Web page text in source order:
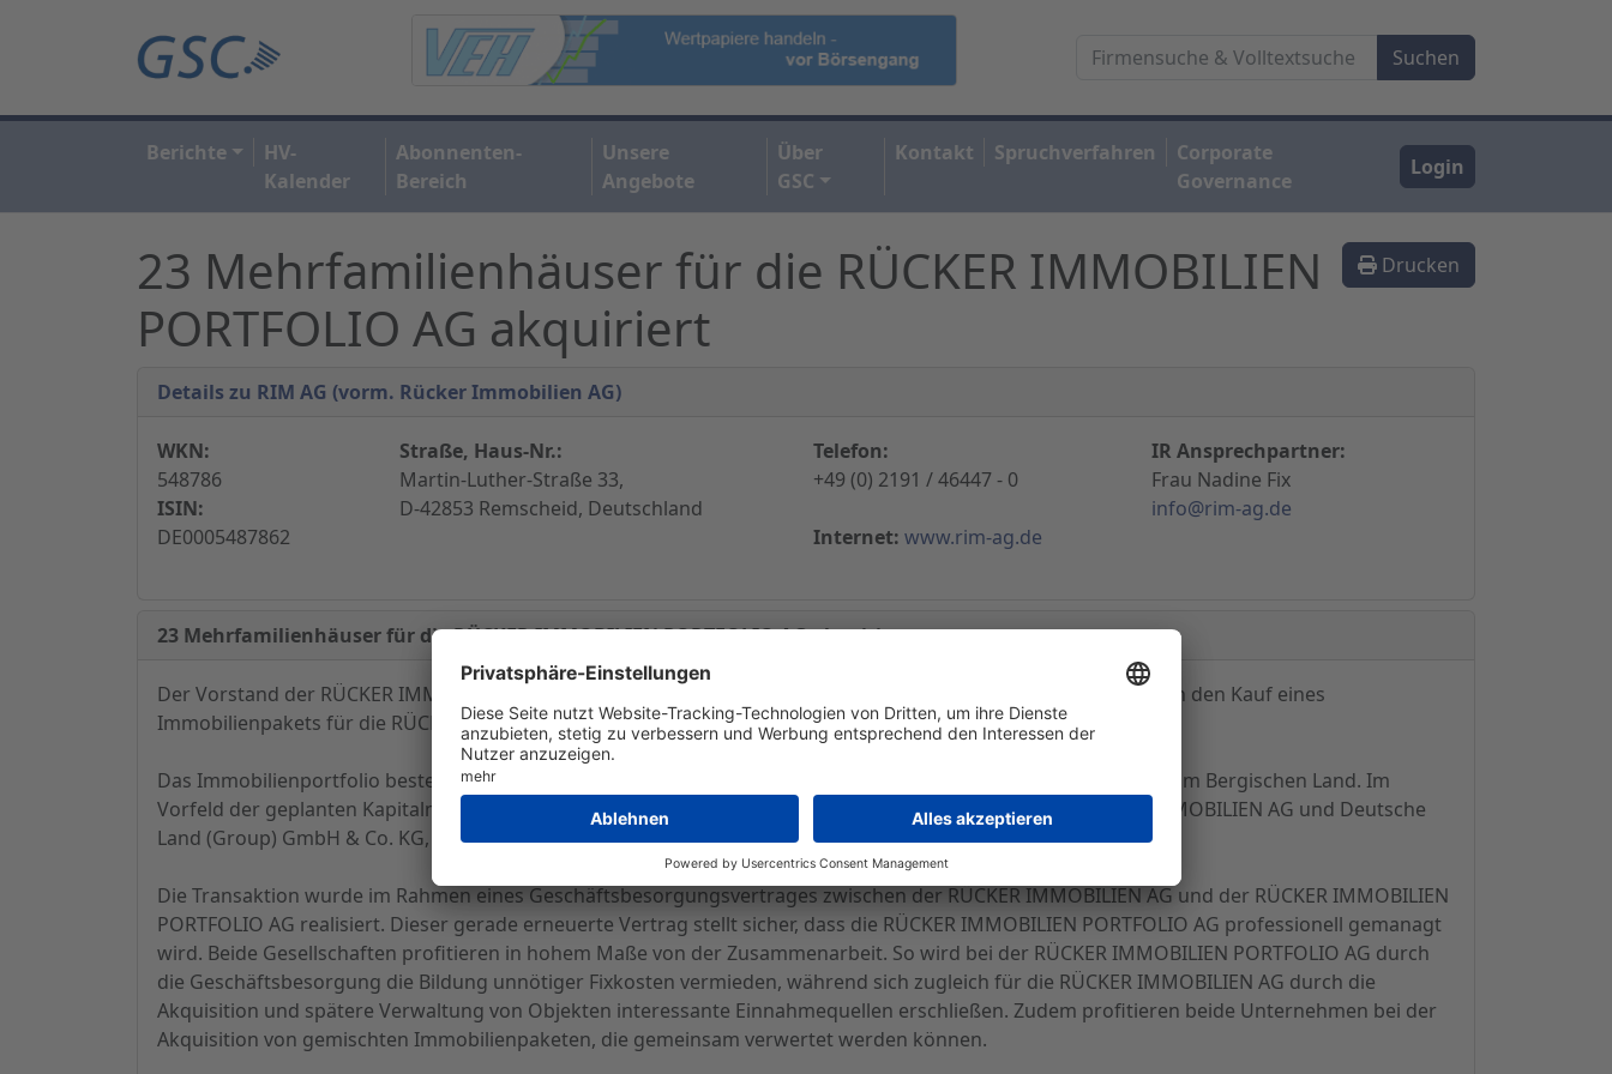
Berichte
HV-
Kalender
Abonnenten-
Bereich
Unsere
Angebote
Über
GSC
Kontakt Spruchverfahren
Corporate
Governance
Login
Drucken
23 Mehrfamilienhäuser für die RÜCKER IMMOBILIEN
PORTFOLIO AG akquiriert
Details zu RIM AG (vorm. Rücker Immobilien AG)
WKN:
548786
ISIN:
DE0005487862
Straße, Haus-Nr.:
Martin-Luther-Straße 33,
D-42853 Remscheid, Deutschland
Telefon:
+49 (0) 2191 / 46447 - 0
Internet: www.rim-ag.de
IR Ansprechpartner:
Frau Nadine Fix
info@rim-ag.de
23 Mehrfamilienhäuser für die RÜCKER IMMOBILIEN PORTFOLIO AG akquiriert
Der Vorstand der RÜCKER IMMOBILIEN AG gibt bekannt, dass die Gesellschaft nach langwierigen Verhandlungen den Kauf eines
Immobilienpakets für die RÜCKER IMMOBILIEN PORTFOLIO AG abschließen konnte.
Das Immobilienportfolio besteht aus 23 Mehrfamilienhäusern in guter innerstädtischer Lage der Stadt Solingen im Bergischen Land. Im
Vorfeld der geplanten Kapitalmaßnahme erfolgt die Finanzierung über Darlehen der Großaktionäre RÜCKER IMMOBILIEN AG und Deutsche
Land (Group) GmbH & Co. KG, Frankfurt am Main.
Die Transaktion wurde im Rahmen eines Geschäftsbesorgungsvertrages zwischen der RÜCKER IMMOBILIEN AG und der RÜCKER IMMOBILIEN
PORTFOLIO AG realisiert. Dieser gerade erneuerte Vertrag stellt sicher, dass die RÜCKER IMMOBILIEN PORTFOLIO AG professionell gemanagt
wird. Beide Gesellschaften profitieren in hohem Maße von der Zusammenarbeit. So wird bei der RÜCKER IMMOBILIEN PORTFOLIO AG durch
die Geschäftsbesorgung die Bildung unnötiger Fixkosten vermieden, während sich zugleich für die RÜCKER IMMOBILIEN AG durch die
Akquisition und spätere Verwaltung von Objekten interessante Einnahmequellen erschließen. Zudem profitieren beide Unternehmen bei der
Akquisition von gemischten Immobilienpaketen, die gemeinsam verwertet werden können.